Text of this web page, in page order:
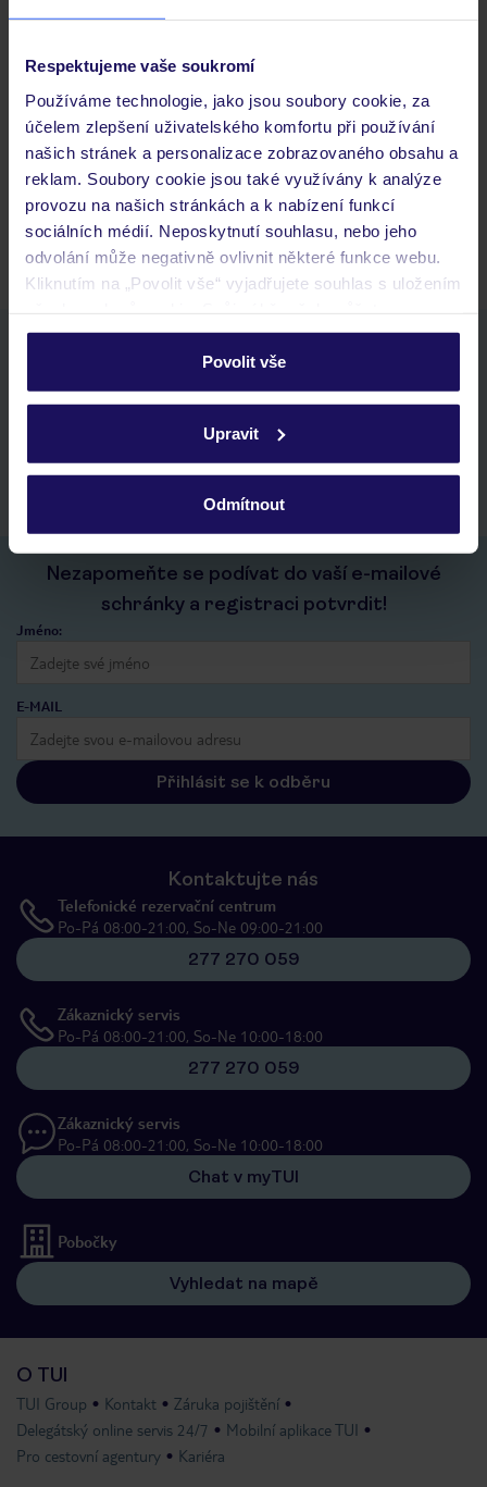
Respektujeme vaše soukromí
Používáme technologie, jako jsou soubory cookie, za
účelem zlepšení uživatelského komfortu při používání
našich stránek a personalizace zobrazovaného obsahu a
reklam. Soubory cookie jsou také využívány k analýze
provozu na našich stránkách a k nabízení funkcí
sociálních médií. Neposkytnutí souhlasu, nebo jeho
odvolání může negativně ovlivnit některé funkce webu.
Kliknutím na „Povolit vše“ vyjadřujete souhlas s uložením
personalizovat v sekci „Personalizace“.
Podrobné informace o souborech cookie naleznete v
ochrany osobních údajů.
Povolit vše
Upravit
Odmítnout
Často kladené otázky
Jaké doklady jsou potřebné při cestování?
Budeme ubytováni ihned po příjezdu do hotelu?
Kam jít po přistání a vyzvednutí zavazadel?
Zobrazit další
rychlé vyhledávání a prohlížení nabídek
seznam oblíbených nabídek a možnost jejich sdílení
historie vyhledávání a naposledy zobrazené nabídky
Nezapomeňte se podívat do vaší e-mailové
schránky a registraci potvrdit!
Jméno:
E-MAIL
Přihlásit se k odběru
Kontaktujte nás
Telefonické rezervační centrum
Po-Pá 08:00-21:00, So-Ne 09:00-21:00
277 270 059
Zákaznický servis
Po-Pá 08:00-21:00, So-Ne 10:00-18:00
277 270 059
Zákaznický servis
Po-Pá 08:00-21:00, So-Ne 10:00-18:00
Chat v myTUI
Pobočky
Vyhledat na mapě
O TUI
TUI Group Kontakt
Záruka pojištění
Delegátský online servis 24/7
Mobilní aplikace TUI
Pro cestovní agentury
Kariéra